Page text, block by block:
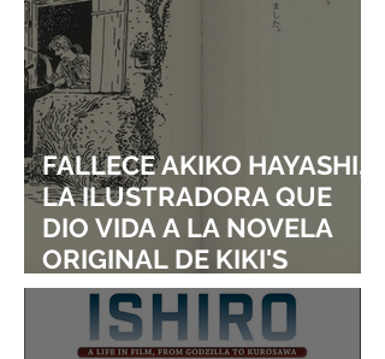
FALLECE AKIKO HAYASHI,
LA ILUSTRADORA QUE
DIO VIDA A LA NOVELA
ORIGINAL DE KIKI'S
DELIVERY SERVICE